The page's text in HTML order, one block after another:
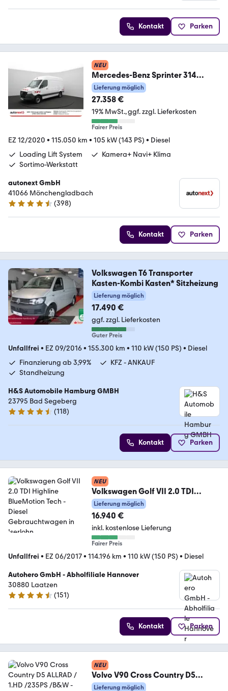
Kontakt Parken
NEU
Mercedes-Benz Sprinter 314
*Liftsystem Be- und Entladen*
(6040)
Lieferung möglich
27.358 €
19% MwSt. ggf. zzgl. Lieferkosten
Fairer Preis
EZ 12/2020 • 115.050 km • 105 kW (143 PS) • Diesel
Loading Lift System
Kamera+ Navi+ Klima
Sortimo-Werkstatt
autonext GmbH
41066 Mönchengladbach
4.7 Sterne
(398)
Kontakt Parken
Volkswagen T6 Transporter
Kasten-Kombi Kasten* Sitzheizung
Lieferung möglich
17.490 €
ggf. zzgl. Lieferkosten
Guter Preis
Unfallfrei • EZ 09/2016• 155.300 km • 110 kW (150 PS) • Diesel
Finanzierung ab 3,99%
KFZ - ANKAUF
Standheizung
H&S Automobile Hamburg GMBH
23795 Bad Segeberg
4.6 Sterne
(118)
Kontakt Parken
NEU
Volkswagen Golf VII 2.0 TDI
Highline BlueMotion Tech
Lieferung möglich
16.940 €
inkl. kostenlose Lieferung
Fairer Preis
Unfallfrei • EZ 06/2017• 114.196 km • 110 kW (150 PS) • Diesel
Autohero GmbH - Abholfiliale Hannover
30880 Laatzen
4.7 Sterne
(151)
Kontakt Parken
NEU
Volvo V90 Cross Country D5
ALLRAD / 1.HD /235PS /B&W
Lieferung möglich